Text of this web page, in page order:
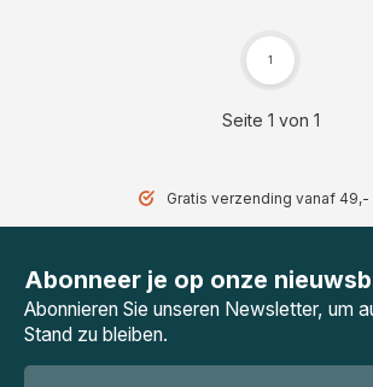
Seite 1 von 1
1
Gratis verzending vanaf 49,-
Abonneer je op onze
Abonnieren Sie unseren Newsletter, um
Stand zu bleiben.